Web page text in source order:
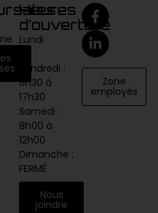
Heures
d’ouverture
Lundi
vendredi :
6h30 à
17h30
Samedi :
8h00 à
12h00
Dimanche :
FERMÉ
Nous
joindre
Zone
employés